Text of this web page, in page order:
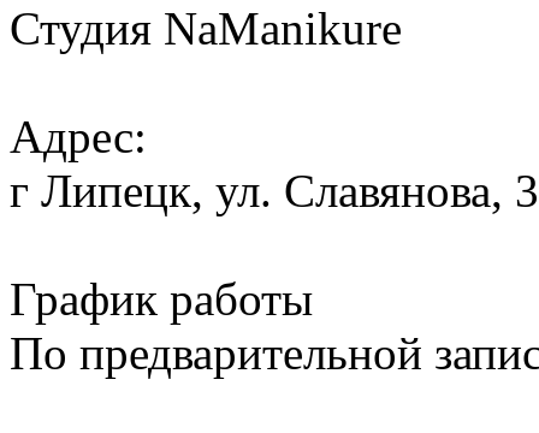
Студия NaManikure
Адрес:
г Липецк, ул. Славянова,
График работы
По предварительной